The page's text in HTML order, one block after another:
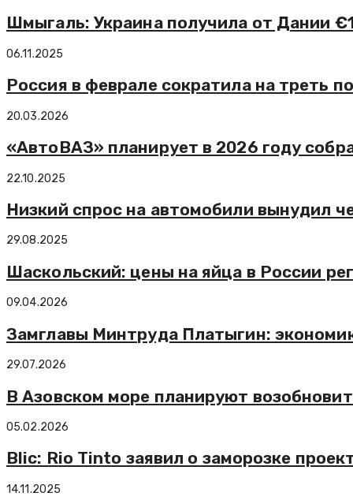
Шмыгаль: Украина получила от Дании
06.11.2025
Россия в феврале сократила на треть
20.03.2026
«АвтоВАЗ» планирует в 2026 году
22.10.2025
Низкий спрос на автомобили вынудил
29.08.2025
Шаскольский: цены на яйца в России
09.04.2026
Замглавы Минтруда Платыгин:
29.07.2026
В Азовском море планируют
05.02.2026
Blic: Rio Tinto заявил о заморозке
14.11.2025